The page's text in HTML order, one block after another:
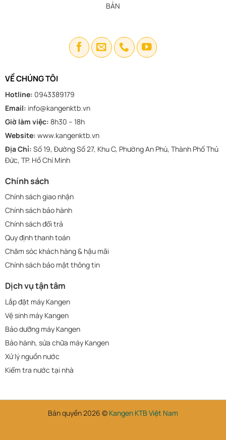
BẢN
VỀ CHÚNG TÔI
Hotline: 0943389179
Email: info@kangenktb.vn
Giờ làm việc: 8h30 – 18h
Website: www.kangenktb.vn
Địa Chỉ: Số 19, Đường Số 27, Khu C, Phường An Phú, Thành Phố Thủ
Đức, TP. Hồ Chí Minh
Chính sách
Chính sách giao nhận
Chính sách bảo hành
Chính sách đổi trả
Quy định thanh toán
Chăm sóc khách hàng & hậu mãi
Chính sách bảo mật thông tin
Dịch vụ tận tâm
Lắp đặt máy Kangen
Vệ sinh máy Kangen
Bảo dưỡng máy Kangen
Bảo hành, sửa chữa máy Kangen
Xử lý nguồn nước
Kiểm tra nước tại nhà
Bản quyền 2026 © Kangen KTB Việt Nam